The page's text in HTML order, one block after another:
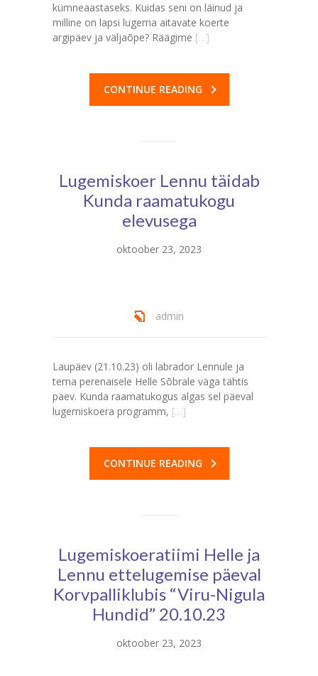
kümneaastaseks. Kuidas seni on läinud ja
milline on lapsi lugema aitavate koerte
argipäev ja väljaõpe? Räägime […]
CONTINUE READING
Lugemiskoer Lennu täidab
Kunda raamatukogu
elevusega
oktoober 23, 2023
admin
Laupäev (21.10.23) oli labrador Lennule ja
tema perenaisele Helle Sõbrale väga tähtis
päev. Kunda raamatukogus algas sel päeval
lugemiskoera programm, […]
CONTINUE READING
Lugemiskoeratiimi Helle ja
Lennu ettelugemise päeval
Korvpalliklubis “Viru-Nigula
Hundid” 20.10.23
oktoober 23, 2023